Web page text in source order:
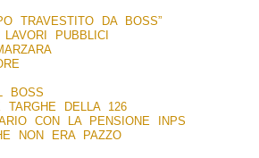
TRAVESTITO DA BOSS”
LAVORI PUBBLICI
BOSS
TARGHE DELLA 126
CON LA PENSIONE INPS
NON ERA PAZZO